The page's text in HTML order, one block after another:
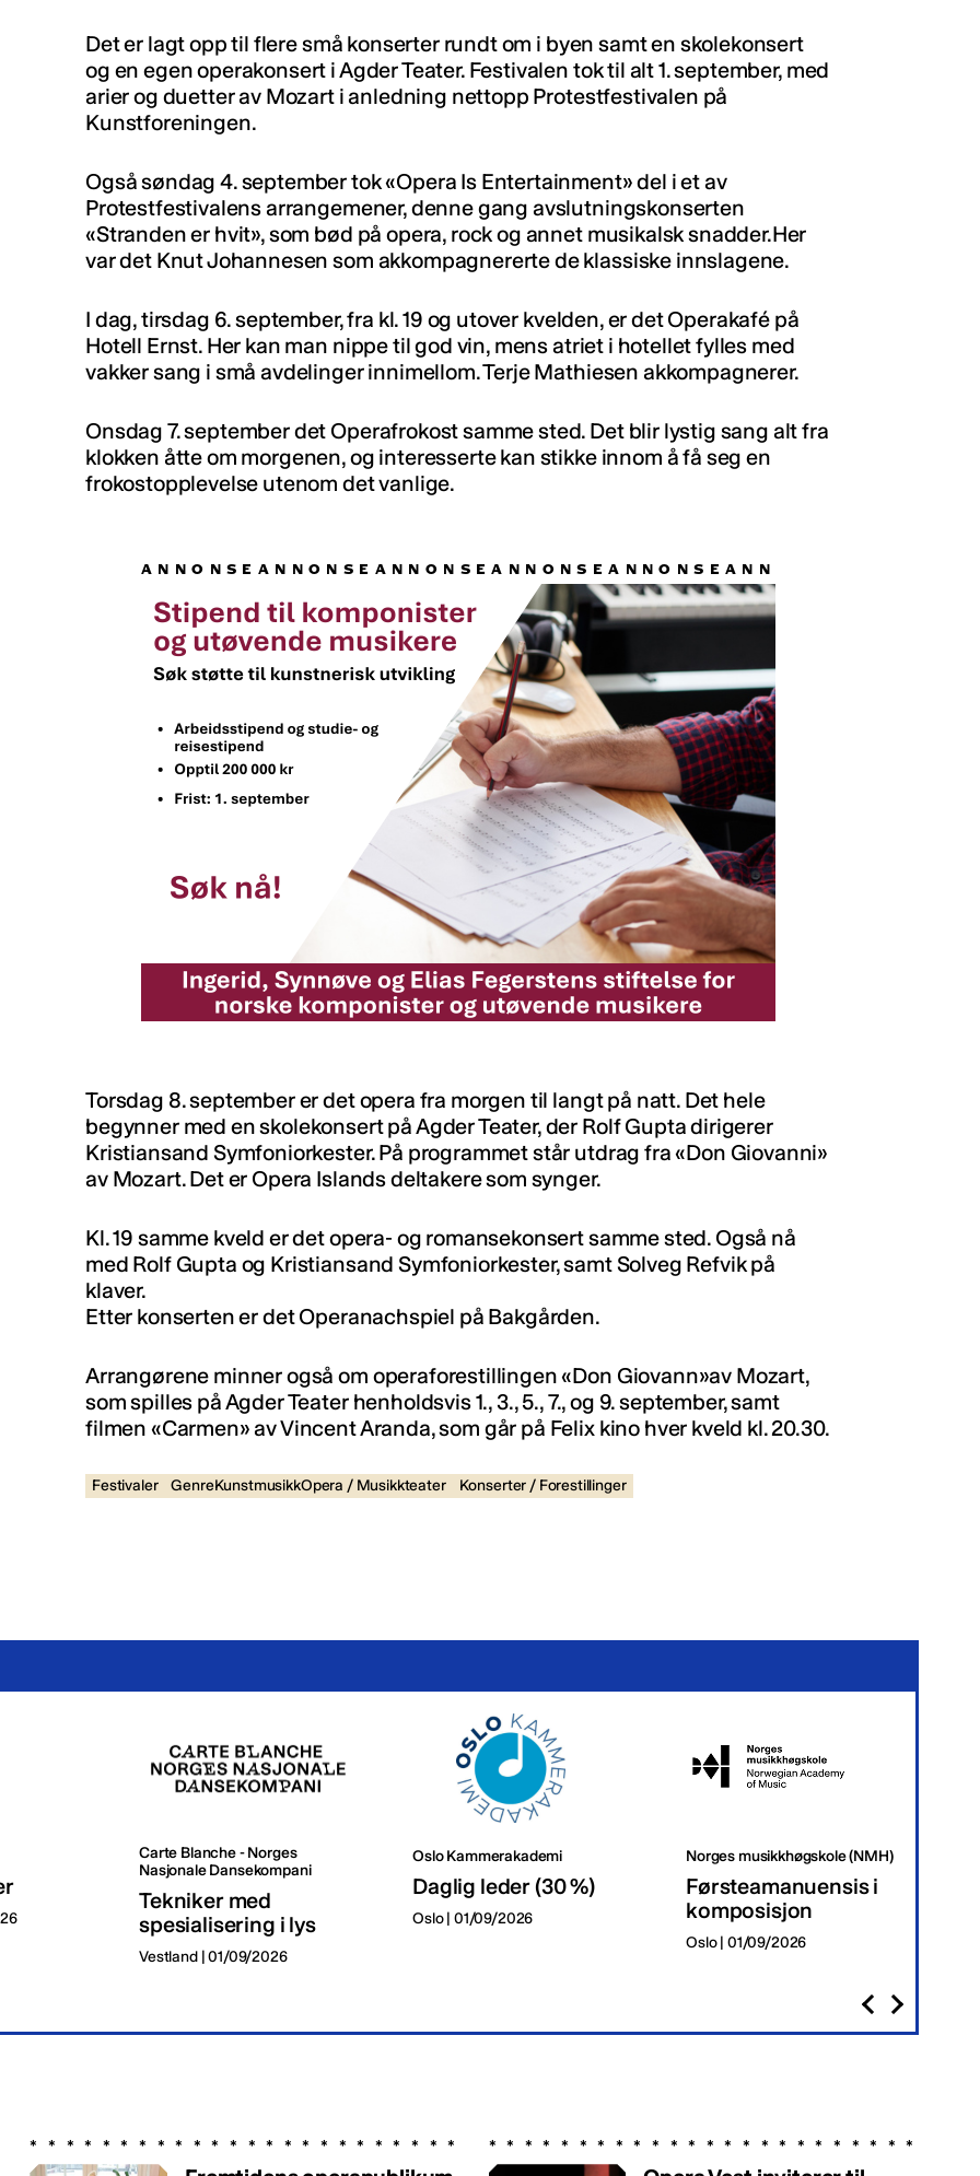
Det er lagt opp til flere små konserter rundt om i byen samt en skolekonsert
og en egen operakonsert i Agder Teater. Festivalen tok til alt 1. september, med
arier og duetter av Mozart i anledning nettopp Protestfestivalen på
Kunstforeningen.
Også søndag 4. september tok «Opera Is Entertainment» del i et av
Protestfestivalens arrangemener, denne gang avslutningskonserten
«Stranden er hvit», som bød på opera, rock og annet musikalsk snadder.Her
var det Knut Johannesen som akkompagnererte de klassiske innslagene.
I dag, tirsdag 6. september, fra kl. 19 og utover kvelden, er det Operakafé på
Hotell Ernst. Her kan man nippe til god vin, mens atriet i hotellet fylles med
vakker sang i små avdelinger innimellom. Terje Mathiesen akkompagnerer.
Onsdag 7. september det Operafrokost samme sted. Det blir lystig sang alt fra
klokken åtte om morgenen, og interesserte kan stikke innom å få seg en
frokostopplevelse utenom det vanlige.
Torsdag 8. september er det opera fra morgen til langt på natt. Det hele
begynner med en skolekonsert på Agder Teater, der Rolf Gupta dirigerer
Kristiansand Symfoniorkester. På programmet står utdrag fra «Don Giovanni»
av Mozart. Det er Opera Islands deltakere som synger.
Kl. 19 samme kveld er det opera- og romansekonsert samme sted. Også nå
med Rolf Gupta og Kristiansand Symfoniorkester, samt Solveg Refvik på
klaver.
Etter konserten er det Operanachspiel på Bakgården.
Arrangørene minner også om operaforestillingen «Don Giovann»av Mozart,
som spilles på Agder Teater henholdsvis 1., 3., 5., 7., og 9. september, samt
filmen «Carmen» av Vincent Aranda, som går på Felix kino hver kveld kl. 20.30.
Festivaler GenreKunstmusikkOpera / Musikkteater Konserter / Forestillinger
Carte Blanche - Norges
Nasjonale Dansekompani
Tekniker med
spesialisering i lys
Vestland | 01/09/2026
Oslo Kammerakademi
Daglig leder (30 %)
Oslo | 01/09/2026
Norges musikkhøgskole (NMH)
Førsteamanuensis i
komposisjon
Oslo | 01/09/2026